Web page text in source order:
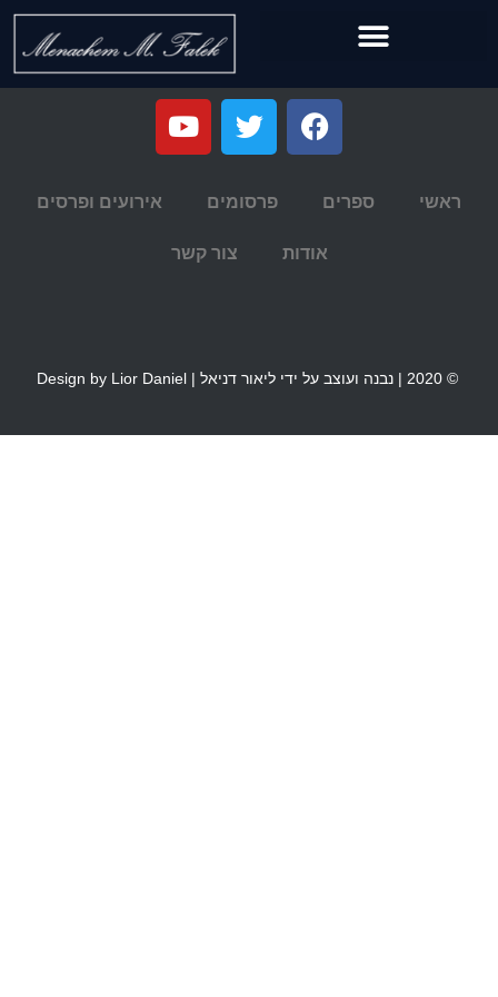
ראשי ספרים פרסומים אירועים ופרסים
אודות צור קשר
© 2020 | נבנה ועוצב על ידי ליאור דניאל | Design by Lior Daniel